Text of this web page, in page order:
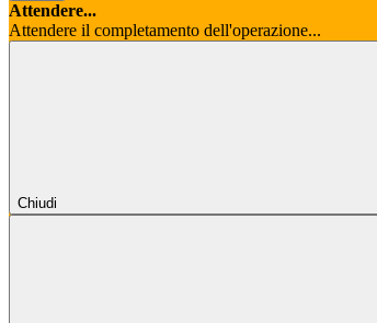
Attendere...
Attendere il completamento dell'operazione...
Chiudi